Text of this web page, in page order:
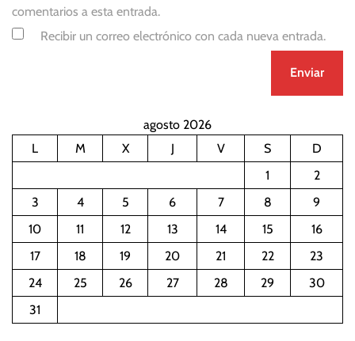
comentarios a esta entrada.
Recibir un correo electrónico con cada nueva entrada.
agosto 2026
L
M X J V S
D
1
2
3
4 5 6 7 8
9
10
11 12 13 14 15
16
17
18 19 20 21 22
23
24
25 26 27 28 29
30
31